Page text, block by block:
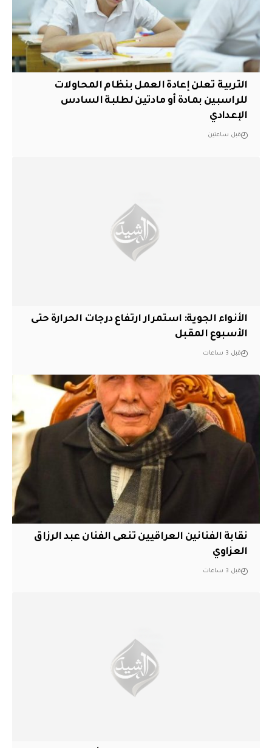
التربية تعلن إعادة العمل بنظام المحاولات
للراسبين بمادة أو مادتين لطلبة السادس
الإعدادي
قبل ساعتين
الأنواء الجوية: استمرار ارتفاع درجات الحرارة حتى
الأسبوع المقبل
قبل 3 ساعات
نقابة الفنانين العراقيين تنعى الفنان عبد الرزاق
العزاوي
قبل 3 ساعات